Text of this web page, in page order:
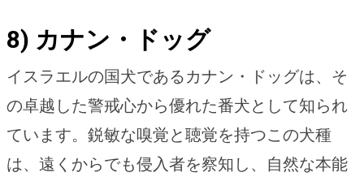
8) カナン・ドッグ
イスラエルの国犬であるカナン・ドッグは、そ
の卓越した警戒心から優れた番犬として知られ
ています。鋭敏な嗅覚と聴覚を持つこの犬種
は、遠くからでも侵入者を察知し、自然な本能